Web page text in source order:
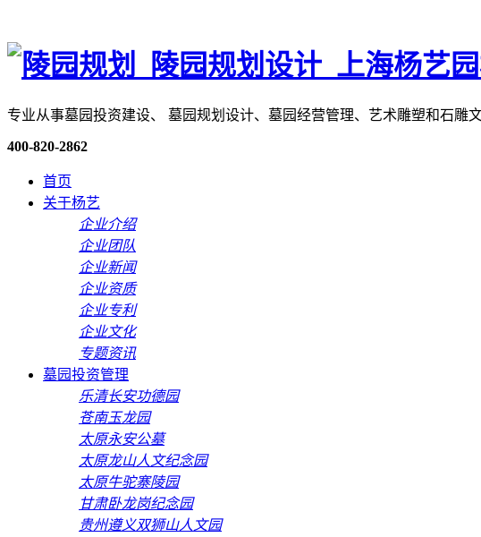
专业从事墓园投资建设、 墓园规划设计、墓园经营管理、艺术雕塑和石雕
400-820-2862
首页
关于杨艺
企业介绍
企业团队
企业新闻
企业资质
企业专利
企业文化
专题资讯
墓园投资管理
乐清长安功德园
苍南玉龙园
太原永安公墓
太原龙山人文纪念园
太原牛驼寨陵园
甘肃卧龙岗纪念园
贵州遵义双狮山人文园